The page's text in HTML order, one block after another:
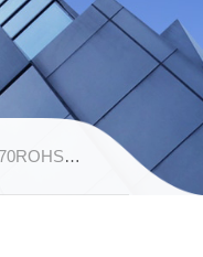
检测仪器的应用